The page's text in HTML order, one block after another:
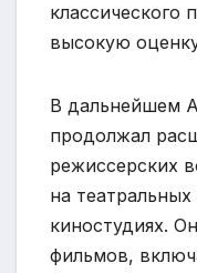
классического
высокую
В дальнейшем
продолжал
режиссерских
на
киностудиях.
фильмов,